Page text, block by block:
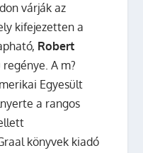
várják az
kifejezetten a
Robert
regénye. A m?
Egyesült
a rangos
könyvek kiadó